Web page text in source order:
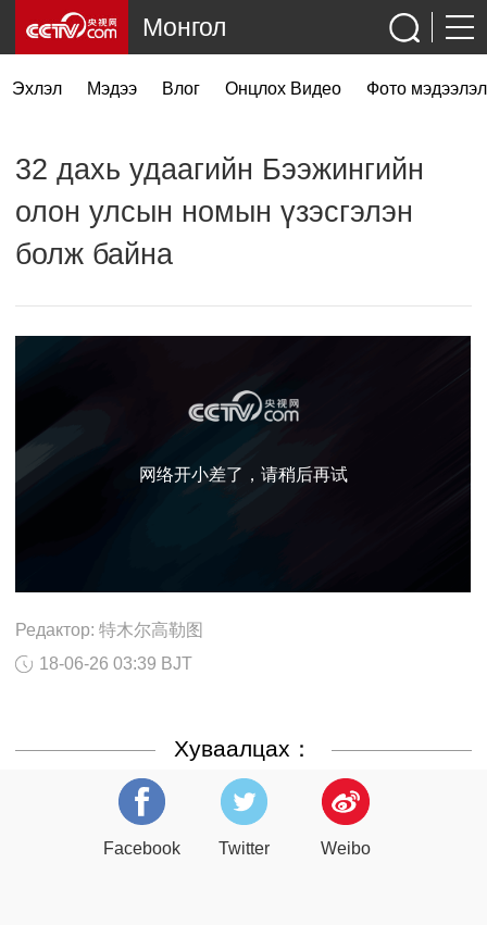
Эхлэл Мэдээ Влог Онцлох Видео Фото мэдээлэл
Монгол
32 дахь удаагийн Бээжингийн
олон улсын номын үзэсгэлэн
болж байна
网络开小差了，请稍后再试
Редактор: 特木尔高勒图
18-06-26 03:39 BJT
Хуваалцах：
Facebook Twitter Weibo